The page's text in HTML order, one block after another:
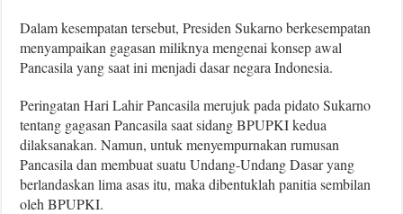
Dalam kesempatan tersebut, Presiden Sukarno berkesempatan
menyampaikan gagasan miliknya mengenai konsep awal
Pancasila yang saat ini menjadi dasar negara Indonesia.
Peringatan Hari Lahir Pancasila merujuk pada pidato Sukarno
tentang gagasan Pancasila saat sidang BPUPKI kedua
dilaksanakan. Namun, untuk menyempurnakan rumusan
Pancasila dan membuat suatu Undang-Undang Dasar yang
berlandaskan lima asas itu, maka dibentuklah panitia sembilan
oleh BPUPKI.